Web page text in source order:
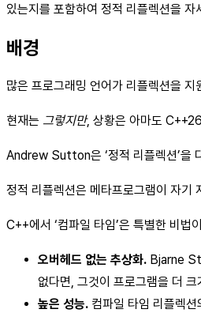
있는지를 포함하여 정적 리플렉션을 자
배경
많은 프로그래밍 언어가 리플렉션을
현재는 그렇지만, 상황은 아마도
Andrew Sutton은 ‘정적 리플렉션’을
정적 리플렉션은 메타프로그램이 자기
C++에서 ‘컴파일 타임’은 특별한 비법
오버헤드 없는 추상화. Bjarne
없다면, 그것이 프로그램을 더
높은 성능. 컴파일 타임 리플렉